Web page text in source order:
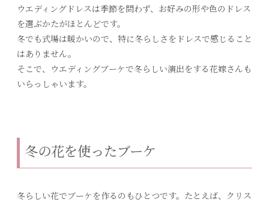
ウエディングドレスは季節を問わず、お好みの形や色のドレス
を選ぶかたがほとんどです。
冬でも式場は暖かいので、特に冬らしさをドレスで感じること
はありません。
そこで、ウエディングブーケで冬らしい演出をする花嫁さんも
いらっしゃいます。
冬の花を使ったブーケ
冬らしい花でブーケを作るのもひとつです。たとえば、クリス